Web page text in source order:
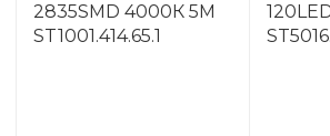
2835SMD 4000К 5M
ST1001.414.65.1